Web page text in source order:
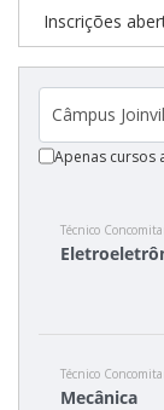
Orientações
Transferências
Vagas em
Provas e
Estatísticas
Cadastro de
Inscrições
Apenas cursos
Técnico
Técnico
Mecânica